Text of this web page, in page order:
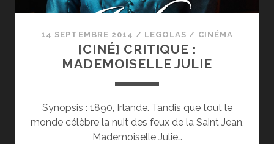
14 SEPTEMBRE 2014 / LEGOLAS / CINÉMA
[CINÉ] CRITIQUE :
MADEMOISELLE JULIE
Synopsis : 1890, Irlande. Tandis que tout le
monde célèbre la nuit des feux de la Saint Jean,
Mademoiselle Julie…